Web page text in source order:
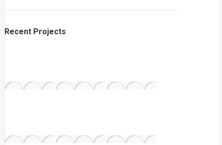
Recent Projects